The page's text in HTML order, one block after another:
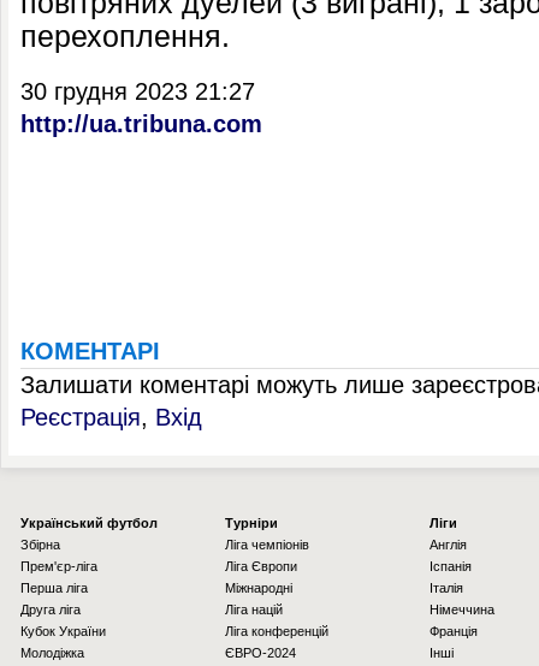
перехоплення.
30 грудня 2023 21:27
http://ua.tribuna.com
КОМЕНТАРІ
Залишати коментарі можуть лише
Реєстрація, Вхід
Українcький футбол
Збірна
Прем'єр-ліга
Перша ліга
Друга ліга
Кубок України
Молодіжка
Турніри
Ліга чемпіонів
Ліга Європи
Міжнародні
Ліга націй
Ліга конференцій
ЄВРО-2024
Ліги
Англія
Іспанія
Італія
Німеччина
Франція
Інші